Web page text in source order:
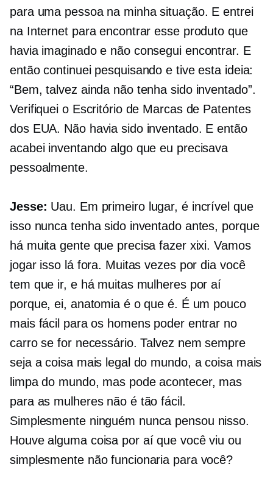
para uma pessoa na minha situação. E entrei
na Internet para encontrar esse produto que
havia imaginado e não consegui encontrar. E
então continuei pesquisando e tive esta ideia:
“Bem, talvez ainda não tenha sido inventado”.
Verifiquei o Escritório de Marcas de Patentes
dos EUA. Não havia sido inventado. E então
acabei inventando algo que eu precisava
pessoalmente.
Jesse: Uau. Em primeiro lugar, é incrível que
isso nunca tenha sido inventado antes, porque
há muita gente que precisa fazer xixi. Vamos
jogar isso lá fora. Muitas vezes por dia você
tem que ir, e há muitas mulheres por aí
porque, ei, anatomia é o que é. É um pouco
mais fácil para os homens poder entrar no
carro se for necessário. Talvez nem sempre
seja a coisa mais legal do mundo, a coisa mais
limpa do mundo, mas pode acontecer, mas
para as mulheres não é tão fácil.
Simplesmente ninguém nunca pensou nisso.
Houve alguma coisa por aí que você viu ou
simplesmente não funcionaria para você?